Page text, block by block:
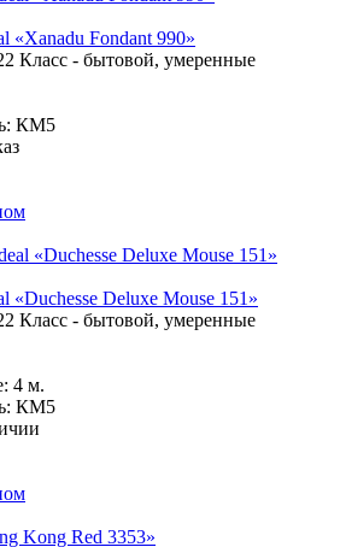
«Xanadu Fondant 990»
Класс - бытовой, умеренные
КМ5
«Duchesse Deluxe Mouse 151»
Класс - бытовой, умеренные
4 м.
КМ5